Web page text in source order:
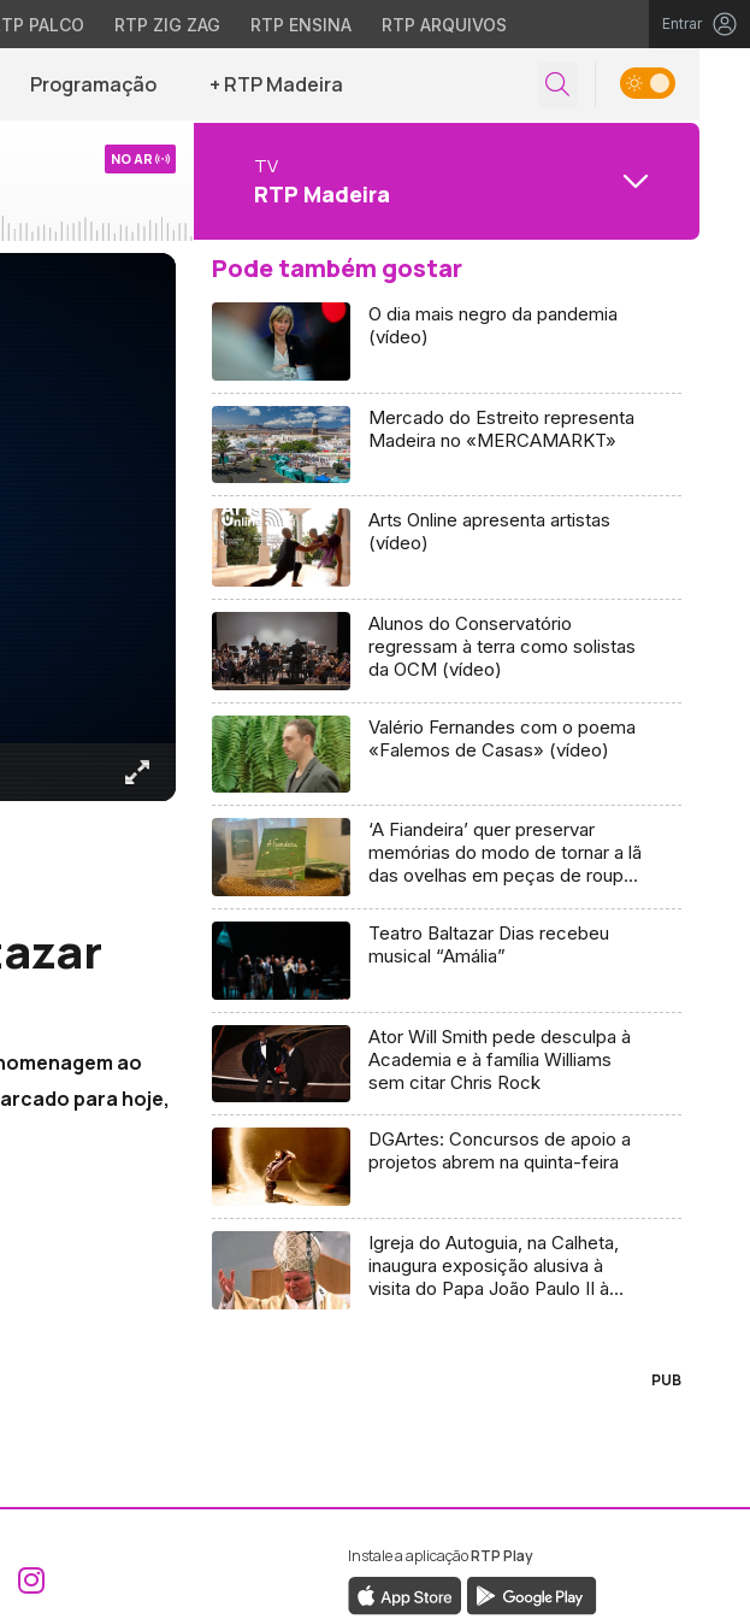
PALCO RTP ZIG ZAG RTP ENSINA RTP ARQUIVOS Entrar
Programação + RTP Madeira
NO AR TV
RTP Madeira
ao
para hoje,
Pode também gostar
O dia mais negro da pandemia
(vídeo)
Mercado do Estreito representa
Madeira no «MERCAMARKT»
Arts Online apresenta artistas
(vídeo)
Alunos do Conservatório
regressam à terra como solistas
da OCM (vídeo)
Valério Fernandes com o poema
«Falemos de Casas» (vídeo)
‘A Fiandeira’ quer preservar
memórias do modo de tornar a lã
das ovelhas em peças de roupa
Teatro Baltazar Dias recebeu
musical “Amália”
Ator Will Smith pede desculpa à
Academia e à família Williams
sem citar Chris Rock
DGArtes: Concursos de apoio a
projetos abrem na quinta-feira
Igreja do Autoguia, na Calheta,
inaugura exposição alusiva à
visita do Papa João Paulo II à
PUB
Aceder ao Facebook da RTP Madeira
Aceder ao Instagram da RTP Madeira
Instale a aplicaçãoRTP Play